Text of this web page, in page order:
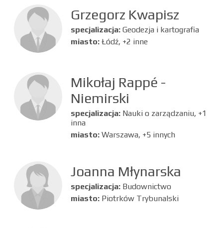
Grzegorz Kwapisz
specjalizacja: Geodezja i kartografia
miasto: Łódź, +2 inne
Mikołaj Rappé -
Niemirski
specjalizacja: Nauki o zarządzaniu, +1
inna
miasto: Warszawa, +5 innych
Joanna Młynarska
specjalizacja: Budownictwo
miasto: Piotrków Trybunalski